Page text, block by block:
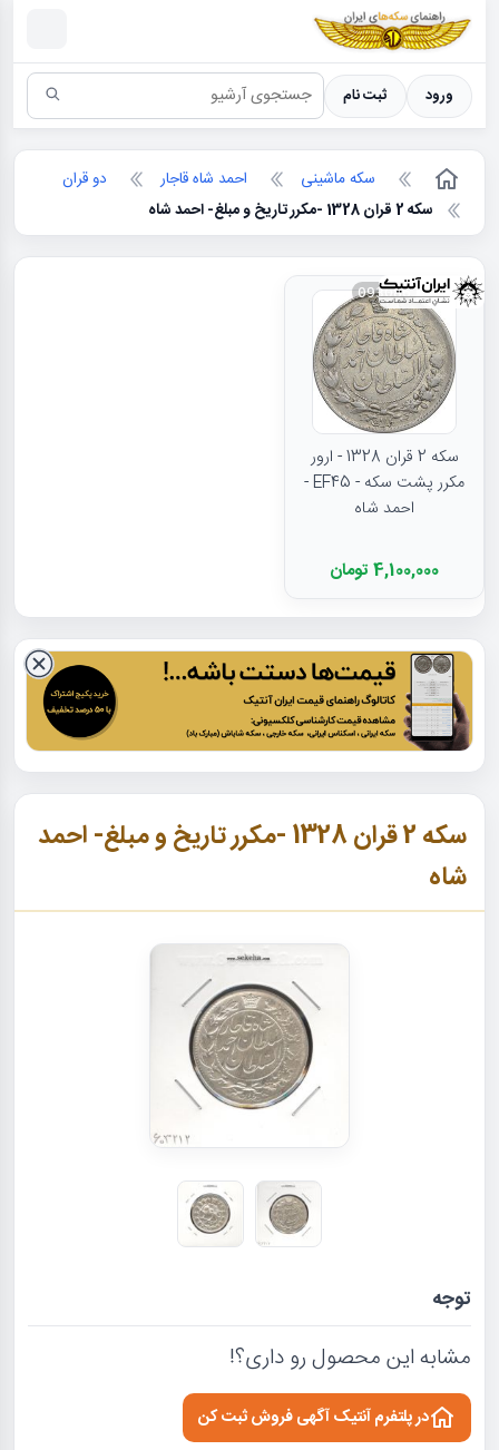
سکه ها ؛ راهنمای سکه شناسی
ورود ثبت نام
سکه ماشینی احمد شاه قاجار
دو قران
سکه 2 قران 1328 -مکرر تاریخ و مبلغ- احمد شاه
093086
سکه 2 قران 1328 - ارور
مکرر پشت سکه - EF45 -
احمد شاه
4,100,000 تومان
سکه 2 قران 1328 -مکرر تاریخ و مبلغ- احمد
شاه
توجه
مشابه این محصول رو داری؟!
در پلتفرم آنتیک آگهی فروش ثبت کن